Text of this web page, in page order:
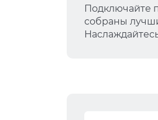
Подключайте
собраны